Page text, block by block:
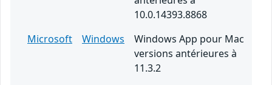
10.0.14393.8868
Microsoft
Windows
Windows App pour Mac
versions antérieures à
11.3.2